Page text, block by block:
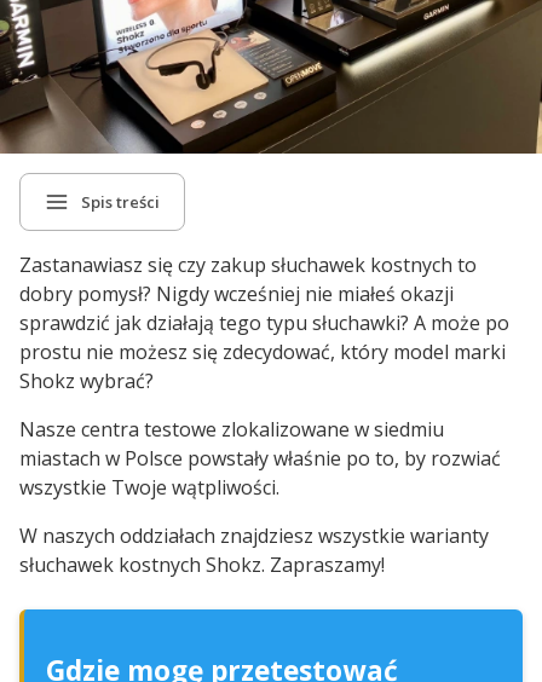
Spis treści
Zastanawiasz się czy zakup słuchawek kostnych to
dobry pomysł? Nigdy wcześniej nie miałeś okazji
sprawdzić jak działają tego typu słuchawki? A może po
prostu nie możesz się zdecydować, który model marki
Shokz wybrać?
Nasze centra testowe zlokalizowane w siedmiu
miastach w Polsce powstały właśnie po to, by rozwiać
wszystkie Twoje wątpliwości.
W naszych oddziałach znajdziesz wszystkie warianty
słuchawek kostnych Shokz. Zapraszamy!
Gdzie mogę przetestować